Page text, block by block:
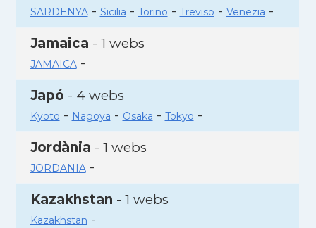
SARDENYA- Sicilia - Torino - Treviso - Venezia -
Jamaica - 1 webs
JAMAICA-
Japó - 4 webs
Kyoto - Nagoya - Osaka - Tokyo -
Jordània - 1 webs
JORDANIA-
Kazakhstan - 1 webs
Kazakhstan -